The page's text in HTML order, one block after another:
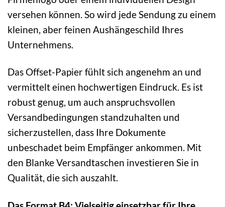
versehen können. So wird jede Sendung zu einem
kleinen, aber feinen Aushängeschild Ihres
Unternehmens.
Das Offset-Papier fühlt sich angenehm an und
vermittelt einen hochwertigen Eindruck. Es ist
robust genug, um auch anspruchsvollen
Versandbedingungen standzuhalten und
sicherzustellen, dass Ihre Dokumente
unbeschadet beim Empfänger ankommen. Mit
den Blanke Versandtaschen investieren Sie in
Qualität, die sich auszahlt.